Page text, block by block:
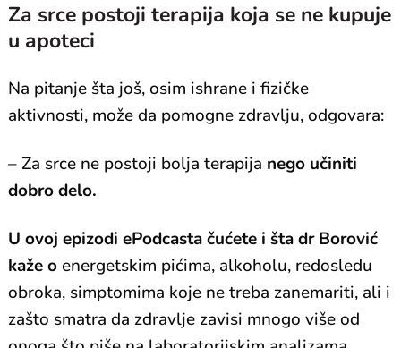
Za srce postoji terapija koja se ne kupuje
u apoteci
Na pitanje šta još, osim ishrane i fizičke
aktivnosti, može da pomogne zdravlju, odgovara:
– Za srce ne postoji bolja terapija nego učiniti
dobro delo.
U ovoj epizodi ePodcasta čućete i šta dr Borović
kaže oenergetskim pićima, alkoholu, redosledu
obroka, simptomima koje ne treba zanemariti, ali i
zašto smatra da zdravlje zavisi mnogo više od